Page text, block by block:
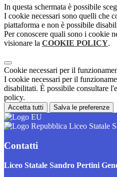
In questa schermata è possibile
I cookie necessari sono quelli che
piattaforma e non è possibile
Per conoscere quali sono i cookie
visionare la COOKIE POLICY.
Cookie necessari per il
I cookie necessari per il
disabilitati. È possibile consultare
policy.
Accetta tutti Salva le preferenze
Liceo Statale
Contatti
Liceo Statale Sandro Pertini